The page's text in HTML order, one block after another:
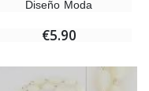
Diseño Moda
€5.90